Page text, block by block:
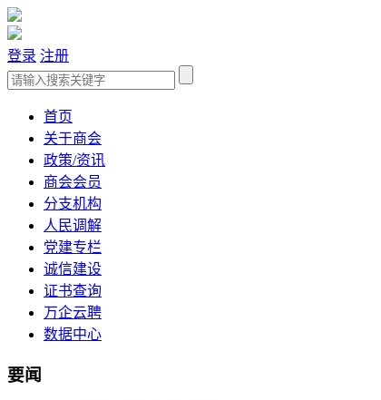
登录 注册
首页
关于商会
政策/资讯
商会会员
分支机构
人民调解
党建专栏
诚信建设
证书查询
万企云聘
数据中心
要闻